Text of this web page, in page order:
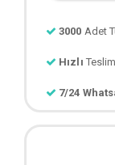
3000 Adet
Hızlı
7/24